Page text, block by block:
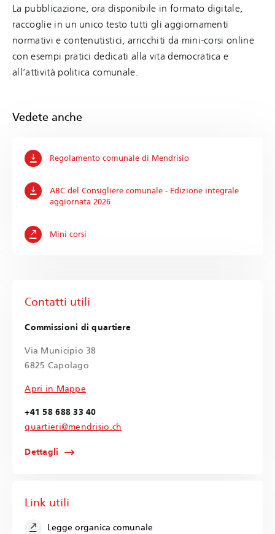
La pubblicazione, ora disponibile in formato digitale,
raccoglie in un unico testo tutti gli aggiornamenti
normativi e contenutistici, arricchiti da mini-corsi online
con esempi pratici dedicati alla vita democratica e
all’attività politica comunale.
Vedete anche
Regolamento comunale di Mendrisio
ABC del Consigliere comunale - Edizione integrale
aggiornata 2026
Mini corsi
Contatti utili
Commissioni di quartiere
Via Municipio 38
6825 Capolago
Apri in Mappe
+41 58 688 33 40
quartieri@mendrisio.ch
Dettagli
Link utili
Legge organica comunale